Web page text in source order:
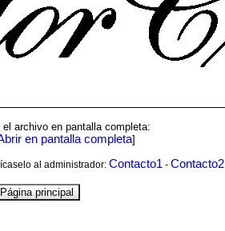
el archivo en pantalla completa:
en pantalla completa]
al administrador: Contacto1- Contacto2